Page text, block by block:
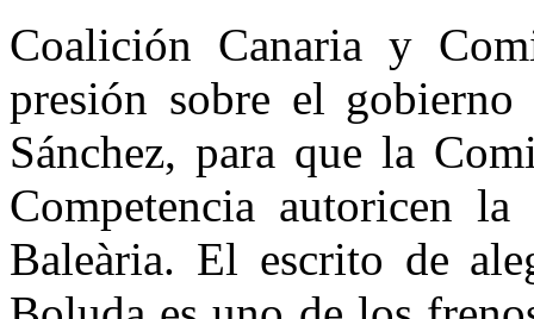
Coalición Canaria y
presión sobre el
Sánchez, para que la
Competencia autoricen
Baleària. El escrito de